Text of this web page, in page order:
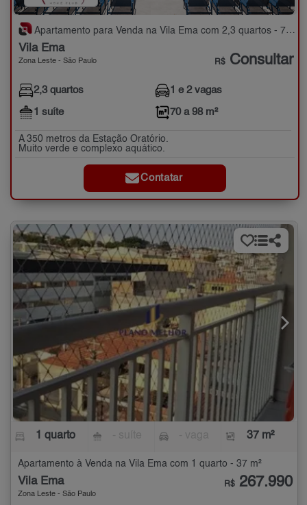
Apartamento para Venda na Vila Ema com 2,3 quartos - 70 a 98 m²
Vila Ema
Zona Leste - São Paulo R$ Consultar
2,3 quartos
1 suíte
1 e 2 vagas
70 a 98 m²
A 350 metros da Estação Oratório.
Muito verde e complexo aquático.
Contatar
1 quarto 37 m²
Apartamento à Venda na Vila Ema com 1 quarto - 37 m²
Vila Ema
Zona Leste - São Paulo
R$ 267.990